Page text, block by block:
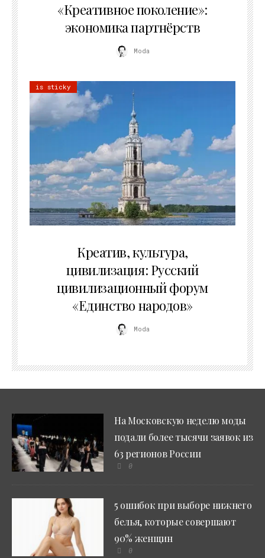
«Креативное поколение»:
экономика партнёрств
Moda
is sticky
Креатив, культура,
цивилизация: Русский
цивилизационный форум
«Единство народов»
Moda
На Московскую неделю моды
подали более тысячи заявок из
63 регионов России
0
5 ошибок при выборе нижнего
белья, которые совершают
90% женщин
0